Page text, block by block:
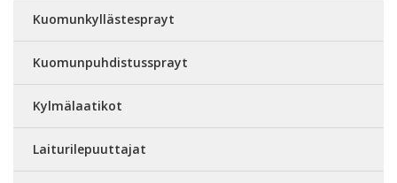
Kuomunkyllästesprayt
Kuomunpuhdistussprayt
Kylmälaatikot
Laiturilepuuttajat